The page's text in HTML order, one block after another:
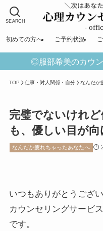
SEARCH
初めての方へ ご予約状況
◎服部希美のカウ
TOP 仕事・対人関係・自分 なんだか
完璧でないけれ
も、優しい目が
なんだか疲れちゃったあなたへ
いつもありがとうござい
カウンセリングサービ
です。